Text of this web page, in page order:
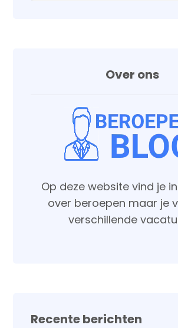
Over ons
Op deze website vind je
over beroepen maar je
verschillende
Recente berichten